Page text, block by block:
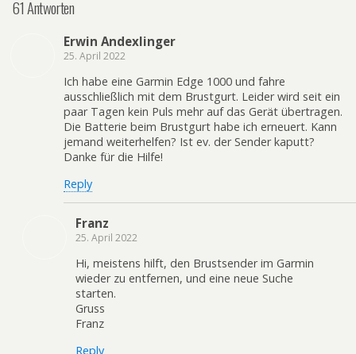
61 Antworten
Erwin Andexlinger
25. April 2022
Ich habe eine Garmin Edge 1000 und fahre
ausschließlich mit dem Brustgurt. Leider wird seit ein
paar Tagen kein Puls mehr auf das Gerät übertragen.
Die Batterie beim Brustgurt habe ich erneuert. Kann
jemand weiterhelfen? Ist ev. der Sender kaputt?
Danke für die Hilfe!
Reply
Franz
25. April 2022
Hi, meistens hilft, den Brustsender im Garmin
wieder zu entfernen, und eine neue Suche
starten.
Gruss
Franz
Reply